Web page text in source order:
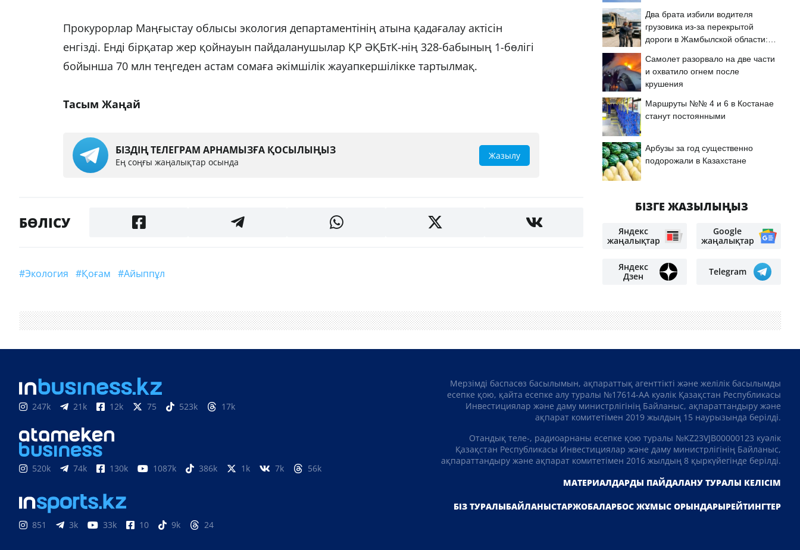
Прокурорлар Маңғыстау облысы экология департаментінің атына қадағалау актісін
енгізді. Енді бірқатар жер қойнауын пайдаланушылар ҚР ӘҚБтК-нің 328-бабының 1-бөлігі
бойынша 70 млн теңгеден астам сомаға әкімшілік жауапкершілікке тартылмақ.
Тасым Жаңай
БІЗДІҢ ТЕЛЕГРАМ АРНАМЫЗҒА ҚОСЫЛЫҢЫЗ
Ең соңғы жаңалықтар осында
Жазылу
БӨЛІСУ
#экология #қоғам #айыппұл
Два брата избили водителя
грузовика из-за перекрытой
дороги в Жамбылской области:
Самолет разорвало на две части
и охватило огнем после
крушения
Маршруты №№ 4 и 6 в Костанае
станут постоянными
Арбузы за год существенно
подорожали в Казахстане
БІЗГЕ ЖАЗЫЛЫҢЫЗ
Яндекс
жаңалықтар
Google
жаңалықтар
Яндекс
Дзен
Telegram
247k 21k 12k 75 523k 17k
520k 74k 130k 1087k 386k 1k 7k 56k
851 3k 33k 10 9k 24
Мерзімді баспасөз басылымын, ақпараттық агенттікті және желілік басылымды
есепке қою, қайта есепке алу туралы №17614-АА куәлік Қазақстан Республикасы
Инвестициялар және даму министрлігінің Байланыс, ақпараттандыру және
ақпарат комитетімен 2019 жылдың 15 наурызында берілді.
Отандық теле-, радиоарнаны есепке қою туралы №KZ23VJB00000123 куәлік
Қазақстан Республикасы Инвестициялар және даму министрлігінің Байланыс,
ақпараттандыру және ақпарат комитетімен 2016 жылдың 8 қыркүйегінде берілді.
МАТЕРИАЛДАРДЫ ПАЙДАЛАНУ ТУРАЛЫ КЕЛІСІМ
БІЗ ТУРАЛЫБАЙЛАНЫСТАРЖОБАЛАРБОС ЖҰМЫС ОРЫНДАРЫРЕЙТИНГТЕР